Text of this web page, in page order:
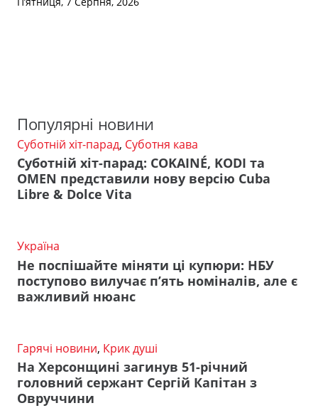
Популярні новини
Суботній хіт-парад, Суботня кава
Суботній хіт-парад: COKAINÉ, KODI та
OMEN представили нову версію Cuba
Libre & Dolce Vita
Україна
Не поспішайте міняти ці купюри: НБУ
поступово вилучає п’ять номіналів, але є
важливий нюанс
Гарячі новини, Крик душі
На Херсонщині загинув 51-річний
головний сержант Сергій Капітан з
Овруччини